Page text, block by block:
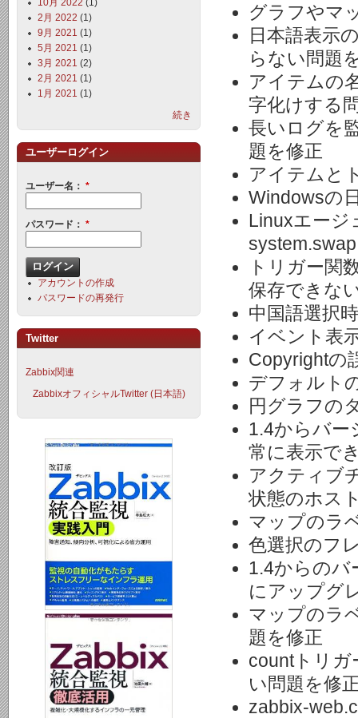
グラフやマ
日本語表示
らない問題
アイテムの
字化けする
長いログを
題を修正
アイテムと
Windowsの
Linuxエージ
トリガー関
保存できな
中国語選択
イベント表
Copyrightの
デフォルト
円グラフの
1.4からバー
常に表示で
アクティブ
状態のホス
マップのラ
色選択のフ
1.4からのバ
にアップグ
マップのラ
題を修正
countトリガ
い問題を修
zabbix-
10月 2022 (1)
2月 2022 (1)
9月 2021 (1)
5月 2021 (1)
3月 2021 (2)
2月 2021 (1)
1月 2021 (1)
続き
ユーザーログイン
ユーザー名： *
パスワード： *
アカウントの作成
パスワードの再発行
Twitter
Zabbix関連
ZabbixオフィシャルTwitter (日本語)